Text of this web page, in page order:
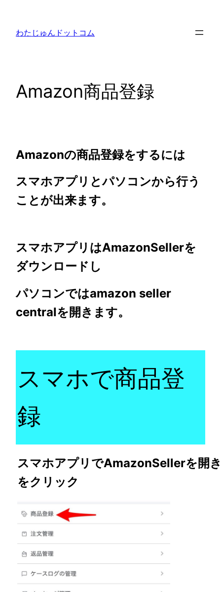
わたじゅんドットコム
Amazon商品登録
Amazonの商品登録をするには
スマホアプリとパソコンから行う
ことが出来ます。
スマホアプリはAmazonSellerを
ダウンロードし
パソコンではamazon seller
centralを開きます。
スマホで商品登
録
スマホアプリでAmazonSellerを開
をクリック